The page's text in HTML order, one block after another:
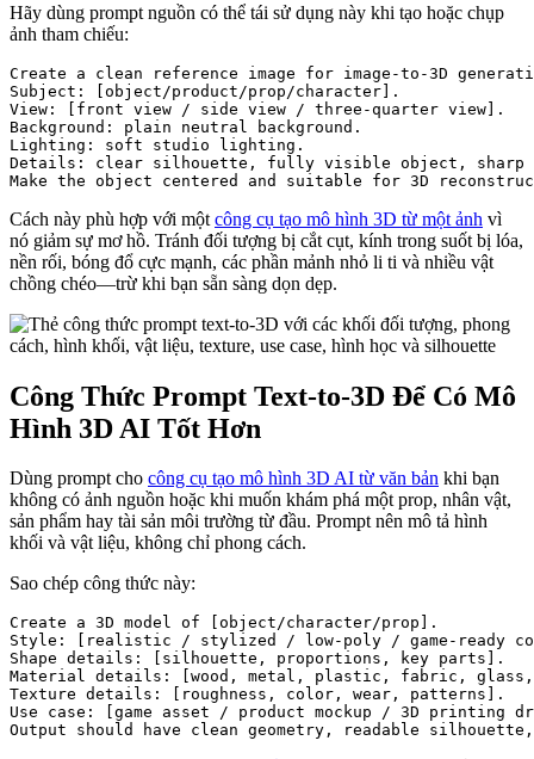
Hãy dùng prompt nguồn có thể tái sử dụng này khi tạo hoặc chụp
ảnh tham chiếu:
Create a clean reference image for image-to-3D
Subject: [object/product/prop/character].
View: [front view / side view / three-quarter view].
Background: plain neutral background.
Lighting: soft studio lighting.
Details: clear silhouette, fully visible object, sharp
Cách này phù hợp với một công cụ tạo mô hình 3D từ một ảnh vì
nó giảm sự mơ hồ. Tránh đối tượng bị cắt cụt, kính trong suốt bị lóa,
nền rối, bóng đổ cực mạnh, các phần mảnh nhỏ li ti và nhiều vật
chồng chéo—trừ khi bạn sẵn sàng dọn dẹp.
Công Thức Prompt Text-to-3D Để Có Mô
Hình 3D AI Tốt Hơn
Dùng prompt cho công cụ tạo mô hình 3D AI từ văn bản khi bạn
không có ảnh nguồn hoặc khi muốn khám phá một prop, nhân vật,
sản phẩm hay tài sản môi trường từ đầu. Prompt nên mô tả hình
khối và vật liệu, không chỉ phong cách.
Sao chép công thức này:
Create a 3D model of [object/character/prop].
Style: [realistic / stylized / low-poly / game-ready
Shape details: [silhouette, proportions, key parts].
Material details: [wood, metal, plastic, fabric,
Texture details: [roughness, color, wear, patterns].
Use case: [game asset / product mockup / 3D printing